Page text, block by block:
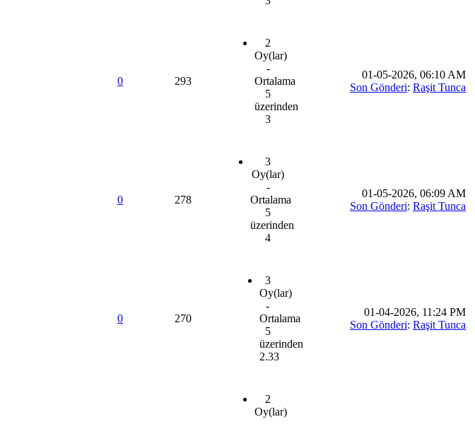
0 293
2
Oy(lar)
-
Ortalama
5
üzerinden
3
01-05-2026, 06:10 AM
Son Gönderi: Raşit Tunca
0 278
3
Oy(lar)
-
Ortalama
5
üzerinden
4
01-05-2026, 06:09 AM
Son Gönderi: Raşit Tunca
0 270
3
Oy(lar)
-
Ortalama
5
üzerinden
2.33
01-04-2026, 11:24 PM
Son Gönderi: Raşit Tunca
2
Oy(lar)